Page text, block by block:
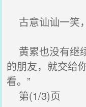
古意讪讪一笑
黄累也没有继
的朋友，就交给
看。”
第(1/3)页